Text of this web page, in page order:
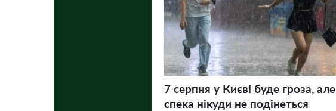
7 серпня у Києві буде гроза, але
спека нікуди не подінеться